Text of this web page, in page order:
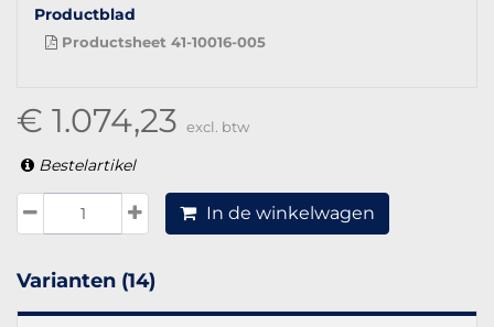
Productblad
Productsheet 41-10016-005
€ 1.074,23 excl. btw
Bestelartikel
In de winkelwagen
Varianten (14)